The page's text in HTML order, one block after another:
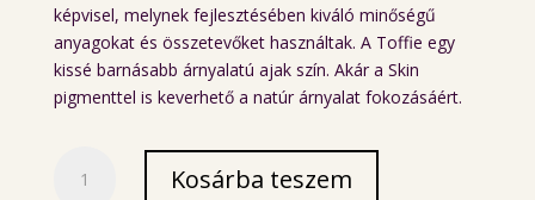
képvisel, melynek fejlesztésében kiváló minőségű
anyagokat és összetevőket használtak. A Toffie egy
kissé barnásabb árnyalatú ajak szín. Akár a Skin
pigmenttel is keverhető a natúr árnyalat fokozásáért.
Kosárba teszem